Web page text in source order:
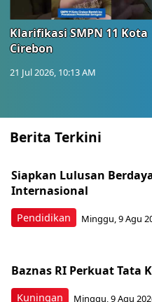
Klarifikasi SMPN 11 Kota
Cirebon
21 Jul 2026, 10:13 AM
Berita Terkini
Pendidikan
Siapkan Lulusan
Internasional
Minggu, 9 Agu
Kuningan
Baznas RI Perkuat Tata
Minggu, 9 Agu